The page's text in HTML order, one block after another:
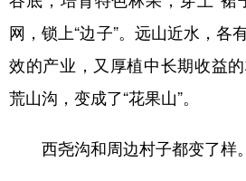
网，锁上“边子”。远山近水，各
效的产业，又厚植中长期收益
荒山沟，变成了“花果山”。
西尧沟和周边村子都变了样。